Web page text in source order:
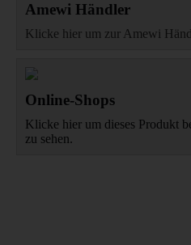
Amewi Händler
Klicke hier um zur Amewi
Online-Shops
Klicke hier um dieses Produkt
zu sehen.